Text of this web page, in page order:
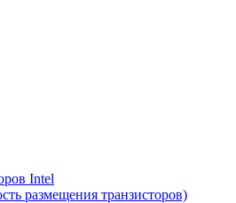
Intel
размещения транзисторов)